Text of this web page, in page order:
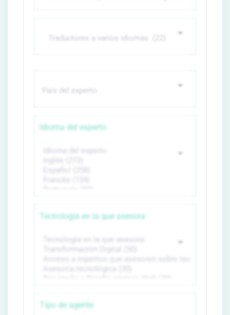
Idioma del experto
Tecnología en la que asesora
Tipo de agente